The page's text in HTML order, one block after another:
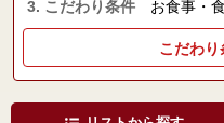
3. こだわり条件 お食事・
こだわり